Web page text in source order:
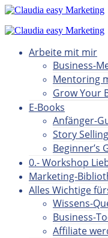
Arbeite mit mir
Business-
Mentoring
Grow Your
E-Books
Anfänger-
Story
Beginner’s
0.- Workshop
Marketing-
Alles Wichtige
Wissens-
Business-
Affiliate